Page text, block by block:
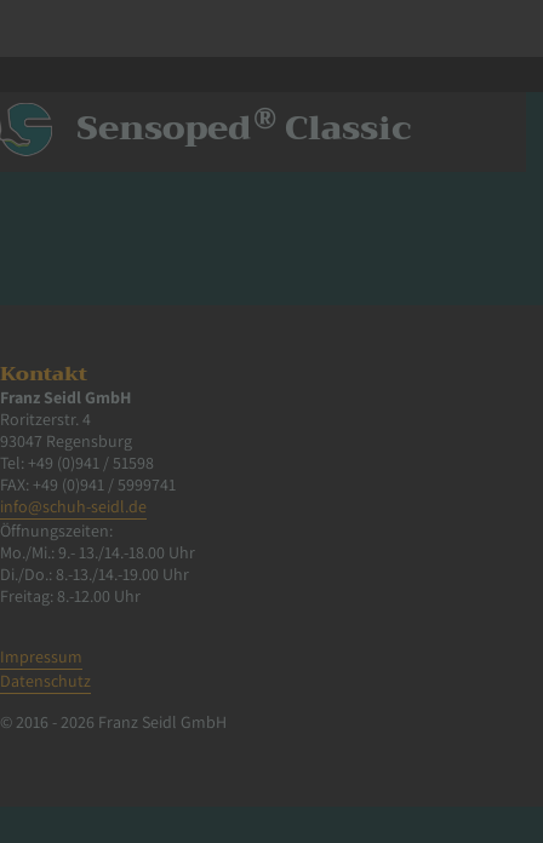
Sensoped® Classic
Kontakt
Franz Seidl GmbH
Roritzerstr. 4
93047 Regensburg
Tel: +49 (0)941 / 51598
FAX: +49 (0)941 / 5999741
info@schuh-seidl.de
Öffnungszeiten:
Mo./Mi.: 9.- 13./14.-18.00 Uhr
Di./Do.: 8.-13./14.-19.00 Uhr
Freitag: 8.-12.00 Uhr
Impressum
Datenschutz
© 2016 - 2026 Franz Seidl GmbH